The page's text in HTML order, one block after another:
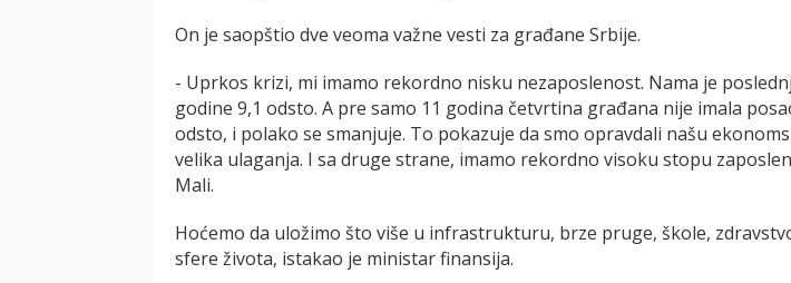
On je saopštio dve veoma važne vesti za građane Srbije.
- Uprkos krizi, mi imamo rekordno nisku nezaposlenost. Nama je
godine 9,1 odsto. A pre samo 11 godina četvrtina građana nije imala
odsto, i polako se smanjuje. To pokazuje da smo opravdali našu
velika ulaganja. I sa druge strane, imamo rekordno visoku stopu
Mali.
Hoćemo da uložimo što više u infrastrukturu, brze pruge, škole,
sfere života, istakao je ministar finansija.